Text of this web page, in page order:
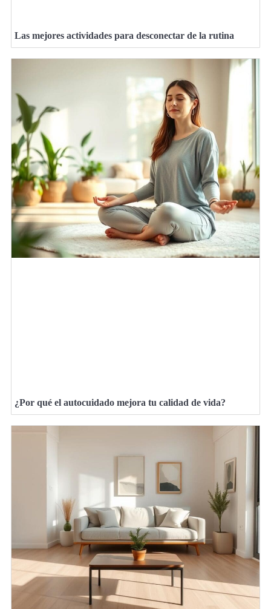
Las mejores actividades para desconectar de la rutina
¿Por qué el autocuidado mejora tu calidad de vida?